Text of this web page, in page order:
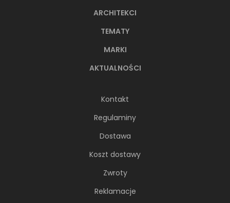
ARCHITEKCI
TEMATY
MARKI
AKTUALNOŚCI
Kontakt
Regulaminy
Dostawa
Koszt dostawy
Zwroty
Reklamacje